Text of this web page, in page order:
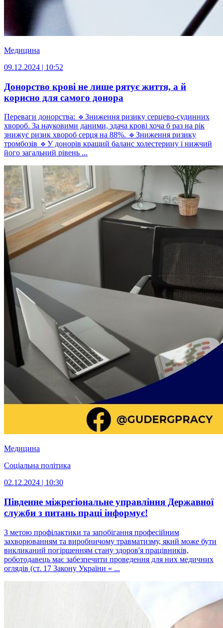
Медицина
09.12.2024 | 10:52
Донорство крові не лише рятує життя, а й
корисно для самого донора
Переваги донорства: 🔹Зниження ризику серцево-судинних
хвороб. За науковими даними, здача крові хоча б раз на рік
знижує ризик хвороб серця на 88%. 🔹Зниження ризику
тромбозів 🔹У донорів кращий баланс холестерину і нижчий
його загальний рівень ...
Медицина
Соціальна політика
02.12.2024 | 10:30
Південне міжрегіональне управління Державної
служби з питань праці інформує!
З метою профілактики та запобігання професійним
захворюванням та виробничому травматизму, який може бути
викликаний погіршенням стану здоров'я працівників,
роботодавець має забезпечити проведення для них медичних
оглядів (ст. 17 Закону України « ...